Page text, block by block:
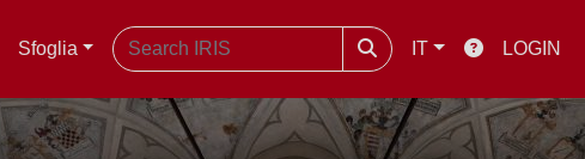
Sfoglia IT LOGIN